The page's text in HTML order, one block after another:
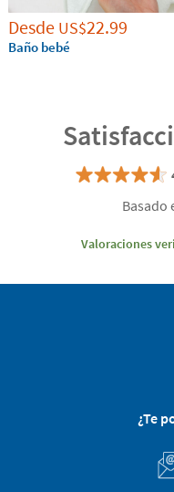
Desde US$22.99
Baño bebé
Basado
Valoraciones
¿Te